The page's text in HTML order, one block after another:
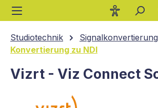
springen
Studiotechnik
Signalkonvertierung
Konvertierung zu NDI
Vizrt - Viz Connect